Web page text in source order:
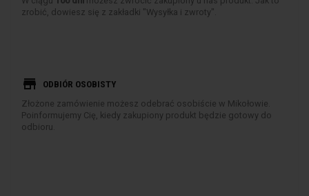
zrobić, dowiesz się z zakładki "Wysyłka i zwroty".
store ODBIÓR OSOBISTY
Złożone zamówienie możesz odebrać osobiście w Mikołowie.
Poinformujemy Cię, kiedy zakupiony produkt będzie gotowy do
odbioru.